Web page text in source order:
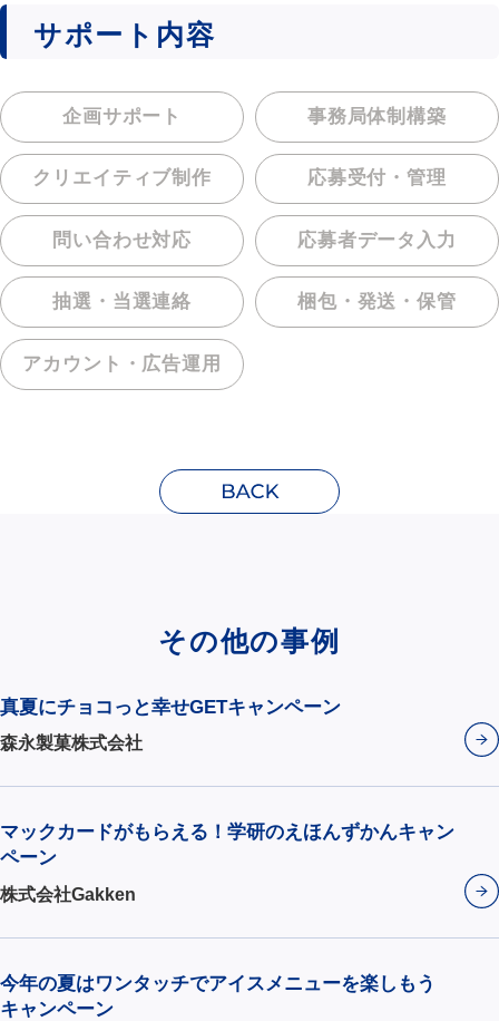
サポート内容
企画サポート 事務局体制構築
クリエイティブ制作 応募受付・管理
問い合わせ対応 応募者データ入力
抽選・当選連絡 梱包・発送・保管
アカウント・ 広告運用
その他の事例
真夏にチョコっと幸せGETキャンペーン
森永製菓株式会社
マックカードがもらえる！学研のえほんずかんキャン
ペーン
株式会社Gakken
今年の夏はワンタッチでアイスメニューを楽しもう
キャンペーン